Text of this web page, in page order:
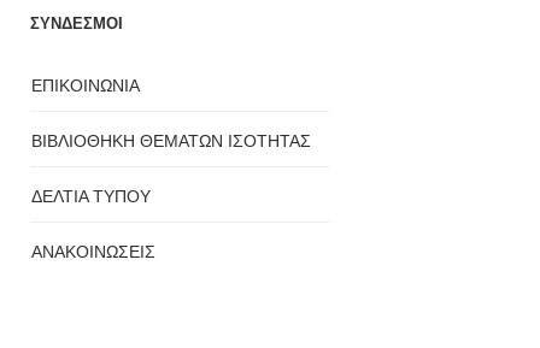
ΣΥΝΔΕΣΜΟΙ
ΕΠΙΚΟΙΝΩΝΙΑ
ΒΙΒΛΙΟΘΗΚΗ ΘΕΜΑΤΩΝ ΙΣΟΤΗΤΑΣ
ΔΕΛΤΙΑ ΤΥΠΟΥ
ΑΝΑΚΟΙΝΩΣΕΙΣ